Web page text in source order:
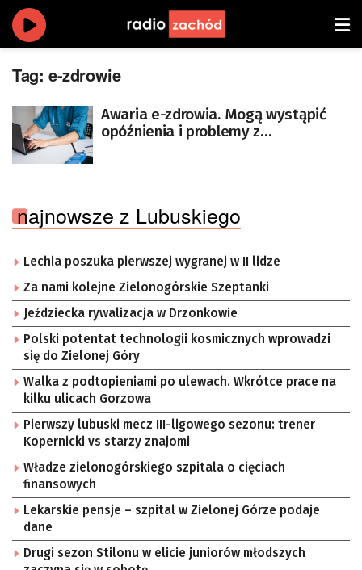
Tag: e-zdrowie
Awaria e-zdrowia. Mogą wystąpić
opóźnienia i problemy z
najnowsze z Lubuskiego
Lechia poszuka pierwszej wygranej w II lidze
Za nami kolejne Zielonogórskie Szeptanki
Jeździecka rywalizacja w Drzonkowie
Polski potentat technologii kosmicznych wprowadzi
się do Zielonej Góry
Walka z podtopieniami po ulewach. Wkrótce prace na
kilku ulicach Gorzowa
Pierwszy lubuski mecz III-ligowego sezonu: trener
Kopernicki vs starzy znajomi
Władze zielonogórskiego szpitala o cięciach
finansowych
Lekarskie pensje – szpital w Zielonej Górze podaje
dane
Drugi sezon Stilonu w elicie juniorów młodszych